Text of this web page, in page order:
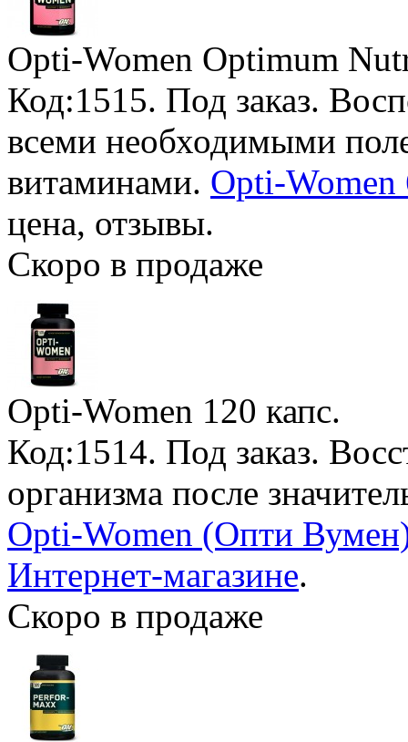
Opti-Women Optimum
Код:1515. Под заказ.
всеми необходимыми
витаминами. Opti-Women
цена, отзывы.
Скоро в продаже
Opti-Women 120 капс.
Код:1514. Под заказ.
организма после
Opti-Women (Опти
Интернет-магазине.
Скоро в продаже